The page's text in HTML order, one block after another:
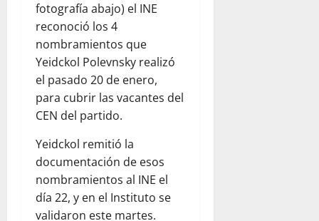
fotografía abajo) el INE
reconoció los 4
nombramientos que
Yeidckol Polevnsky realizó
el pasado 20 de enero,
para cubrir las vacantes del
CEN del partido.
Yeidckol remitió la
documentación de esos
nombramientos al INE el
día 22, y en el Instituto se
validaron este martes.